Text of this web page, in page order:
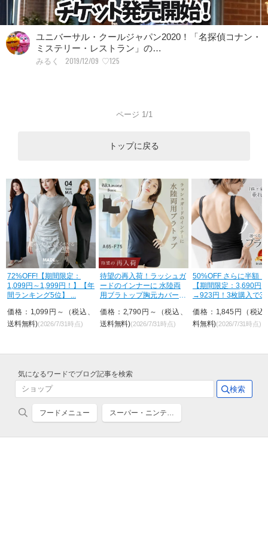
ユニバーサル・クールジャパン2020！「名探偵コナン・
ミステリー・レストラン」の…
みるく 2019/12/09 ♡125
ページ 1/1
トップに戻る
72%OFF!【期間限定：
1,099円～1,999円！】【年
間ランキング5位】 ...
価格：1,099円～（税込、
送料無料)(2026/7/31時点)
待望の再入荷！ラッシュガ
ードのインナーに 水陸両
用ブラトップ胸元カバー型
価格：2,790円～（税込、
送料無料)(2026/7/31時点)
50%OFF さらに半額！
【期間限定：3,690円
→923円！3枚購入で3
価格：1,845円（税込
料無料)(2026/7/31時点)
気になるワードでブログ記事を検索
フードメニュー スーパー・ニンテ…